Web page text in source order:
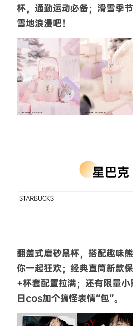
杯，通勤运动必备；滑雪季
雪地浪漫吧！
翻盖式磨砂黑杯，搭配趣味
你一起狂欢；经典直筒新款
+杯套配置拉满；还有限量
日cos加个搞怪表情“包”。